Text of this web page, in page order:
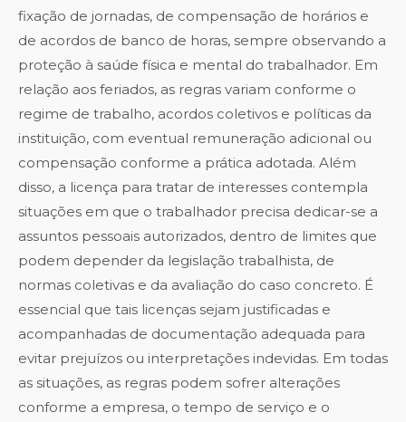
fixação de jornadas, de compensação de horários e
de acordos de banco de horas, sempre observando a
proteção à saúde física e mental do trabalhador. Em
relação aos feriados, as regras variam conforme o
regime de trabalho, acordos coletivos e políticas da
instituição, com eventual remuneração adicional ou
compensação conforme a prática adotada. Além
disso, a licença para tratar de interesses contempla
situações em que o trabalhador precisa dedicar-se a
assuntos pessoais autorizados, dentro de limites que
podem depender da legislação trabalhista, de
normas coletivas e da avaliação do caso concreto. É
essencial que tais licenças sejam justificadas e
acompanhadas de documentação adequada para
evitar prejuízos ou interpretações indevidas. Em todas
as situações, as regras podem sofrer alterações
conforme a empresa, o tempo de serviço e o